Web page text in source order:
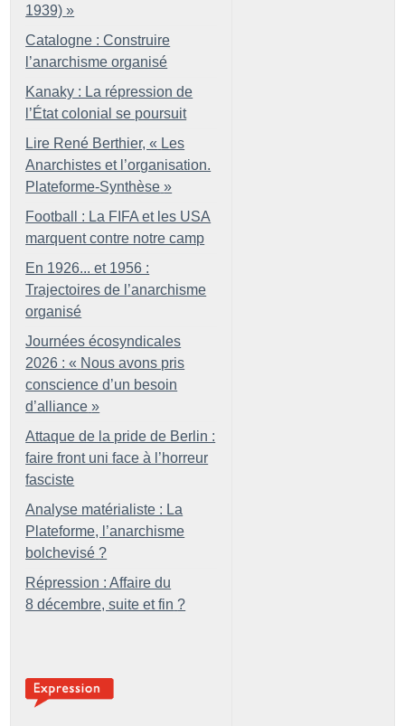
1939) »
Catalogne : Construire
l’anarchisme organisé
Kanaky : La répression de
l’État colonial se poursuit
Lire René Berthier, « Les
Anarchistes et l’organisation.
Plateforme-Synthèse »
Football : La FIFA et les USA
marquent contre notre camp
En 1926... et 1956 :
Trajectoires de l’anarchisme
organisé
Journées écosyndicales
2026 : « Nous avons pris
conscience d’un besoin
d’alliance »
Attaque de la pride de Berlin :
faire front uni face à l’horreur
fasciste
Analyse matérialiste : La
Plateforme, l’anarchisme
bolchevisé ?
Répression : Affaire du
8 décembre, suite et fin ?